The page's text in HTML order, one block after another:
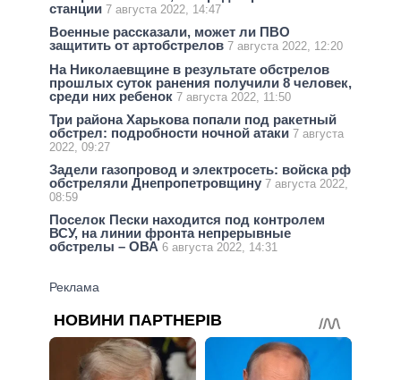
станции 7 августа 2022, 14:47
Военные рассказали, может ли ПВО
защитить от артобстрелов 7 августа 2022, 12:20
На Николаевщине в результате обстрелов
прошлых суток ранения получили 8 человек,
среди них ребенок 7 августа 2022, 11:50
Три района Харькова попали под ракетный
обстрел: подробности ночной атаки 7 августа
2022, 09:27
Задели газопровод и электросеть: войска рф
обстреляли Днепропетровщину 7 августа 2022,
08:59
Поселок Пески находится под контролем
ВСУ, на линии фронта непрерывные
обстрелы – ОВА 6 августа 2022, 14:31